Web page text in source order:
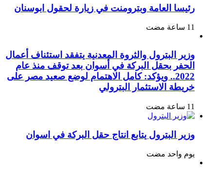
رئيسا العامة وبترومنت في زيارة لحقول ابوسنان
وزير البترول والثروة المعدنية يتفقد استئناف أعمال
الحفر بحقل البركة في أسوان بعد توقف منذ عام
2022.. ويؤكد: كامل الاهتمام لوضع صعيد مصر على
خريطة الاستثمار البترولي
وزير البترول يتابع انتاج حقل البركة في اسوان
‏يوم واحد مضت